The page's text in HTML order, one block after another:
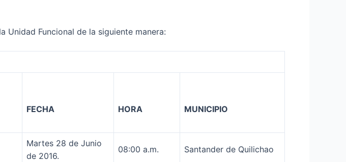
Unidad Funcional de la siguiente manera:
FECHA HORA MUNICIPIO
Martes 28 de Junio
de 2016.
08:00 a.m. Santander de Quilichao